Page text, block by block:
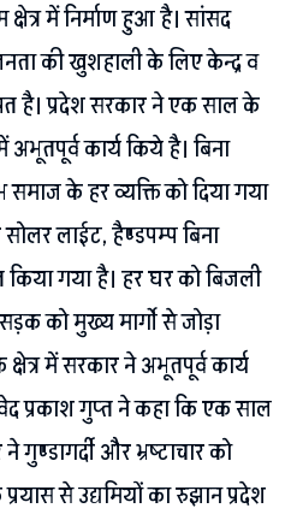
क्षेत्र में निर्माण हुआ है। सांसद
की खुशहाली के लिए केन्द्र व
है। प्रदेश सरकार ने एक साल के
अभूतपूर्व कार्य किये है। बिना
के हर व्यक्ति को दिया गया
लाईट, हैण्डपम्प बिना
गया है। हर घर को बिजली
को मुख्य मार्गो से जोड़ा
में सरकार ने अभूतपूर्व कार्य
प्रकाश गुप्त ने कहा कि एक साल
और भ्रष्टाचार को
से उद्यमियों का रुझान प्रदेश